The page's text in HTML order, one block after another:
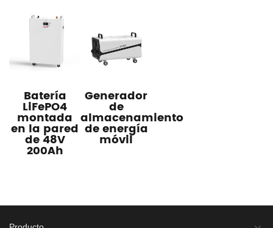
Batería
LiFePO4
montada
en la pared
de 48V
200Ah
Generador
de
almacenamiento
de energía
móvil